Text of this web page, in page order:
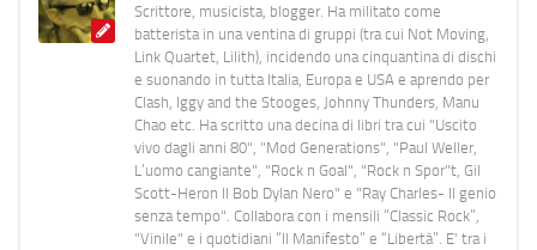
Scrittore, musicista, blogger. Ha militato come
batterista in una ventina di gruppi (tra cui Not Moving,
Link Quartet, Lilith), incidendo una cinquantina di dischi
e suonando in tutta Italia, Europa e USA e aprendo per
Clash, Iggy and the Stooges, Johnny Thunders, Manu
Chao etc. Ha scritto una decina di libri tra cui "Uscito
vivo dagli anni 80", "Mod Generations", "Paul Weller,
L’uomo cangiante", "Rock n Goal", "Rock n Spor"t, Gil
Scott-Heron Il Bob Dylan Nero" e "Ray Charles- Il genio
senza tempo". Collabora con i mensili “Classic Rock”,
"Vinile" e i quotidiani “Il Manifesto” e “Libertà”. E' tra i